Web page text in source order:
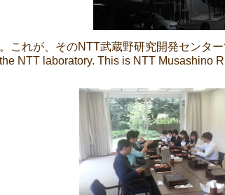
これが、そのNTT武蔵野研究開発センター
NTT laboratory. This is NTT Musashino